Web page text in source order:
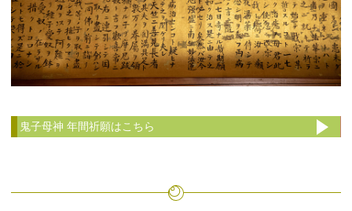
鬼子母神 年間祈願はこちら